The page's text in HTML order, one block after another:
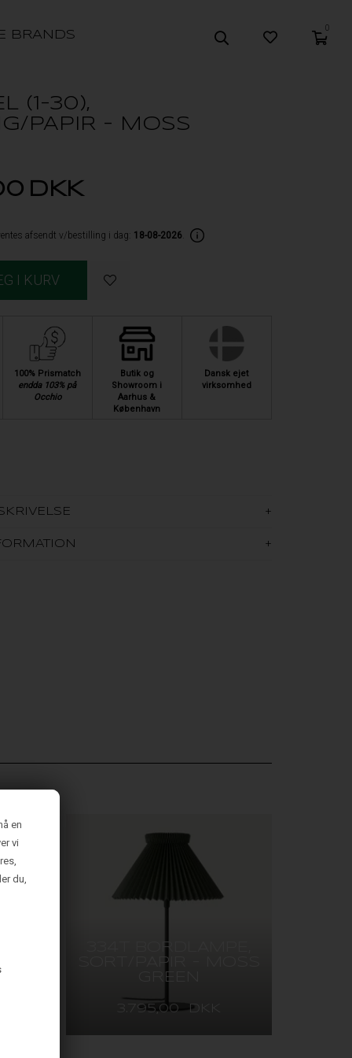
en
vi
du,
BRANDS
0
(1-30),
PAPIR - MOSS
DKK
afsendt v/bestilling i dag: 18-08-2026
100% Prismatch
endda 103% på
Occhio
Butik og
Showroom i
Aarhus &
København
Dansk ejet
virksomhed
334T BORDLAMPE,
SORT/PAPIR - MOSS
GREEN
3.795,00 DKK